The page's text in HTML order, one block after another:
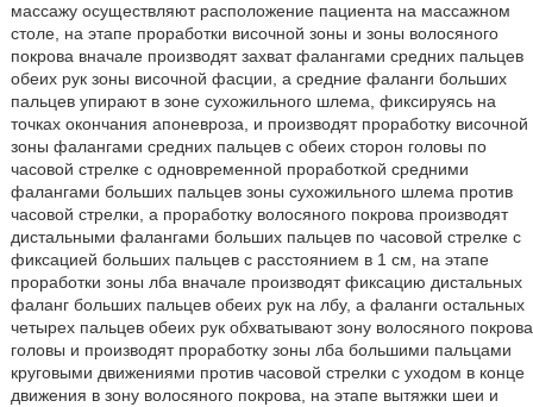
массажу осуществляют расположение пациента на массажном
столе, на этапе проработки височной зоны и зоны волосяного
покрова вначале производят захват фалангами средних пальцев
обеих рук зоны височной фасции, а средние фаланги больших
пальцев упирают в зоне сухожильного шлема, фиксируясь на
точках окончания апоневроза, и производят проработку височной
зоны фалангами средних пальцев с обеих сторон головы по
часовой стрелке с одновременной проработкой средними
фалангами больших пальцев зоны сухожильного шлема против
часовой стрелки, а проработку волосяного покрова производят
дистальными фалангами больших пальцев по часовой стрелке с
фиксацией больших пальцев с расстоянием в 1 см, на этапе
проработки зоны лба вначале производят фиксацию дистальных
фаланг больших пальцев обеих рук на лбу, а фаланги остальных
четырех пальцев обеих рук обхватывают зону волосяного покрова
головы и производят проработку зоны лба большими пальцами
круговыми движениями против часовой стрелки с уходом в конце
движения в зону волосяного покрова, на этапе вытяжки шеи и